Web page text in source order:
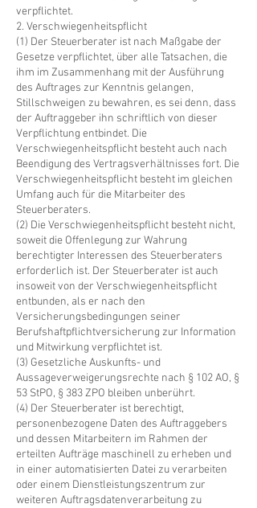
verpflichtet.
2. Verschwiegenheitspflicht
(1) Der Steuerberater ist nach Maßgabe der
Gesetze verpflichtet, über alle Tatsachen, die
ihm im Zusammenhang mit der Ausführung
des Auftrages zur Kenntnis gelangen,
Stillschweigen zu bewahren, es sei denn, dass
der Auftraggeber ihn schriftlich von dieser
Verpflichtung entbindet. Die
Verschwiegenheitspflicht besteht auch nach
Beendigung des Vertragsverhältnisses fort. Die
Verschwiegenheitspflicht besteht im gleichen
Umfang auch für die Mitarbeiter des
Steuerberaters.
(2) Die Verschwiegenheitspflicht besteht nicht,
soweit die Offenlegung zur Wahrung
berechtigter Interessen des Steuerberaters
erforderlich ist. Der Steuerberater ist auch
insoweit von der Verschwiegenheitspflicht
entbunden, als er nach den
Versicherungsbedingungen seiner
Berufshaftpflichtversicherung zur Information
und Mitwirkung verpflichtet ist.
(3) Gesetzliche Auskunfts- und
Aussageverweigerungsrechte nach § 102 AO, §
53 StPO, § 383 ZPO bleiben unberührt.
(4) Der Steuerberater ist berechtigt,
personenbezogene Daten des Auftraggebers
und dessen Mitarbeitern im Rahmen der
erteilten Aufträge maschinell zu erheben und
in einer automatisierten Datei zu verarbeiten
oder einem Dienstleistungszentrum zur
weiteren Auftragsdatenverarbeitung zu